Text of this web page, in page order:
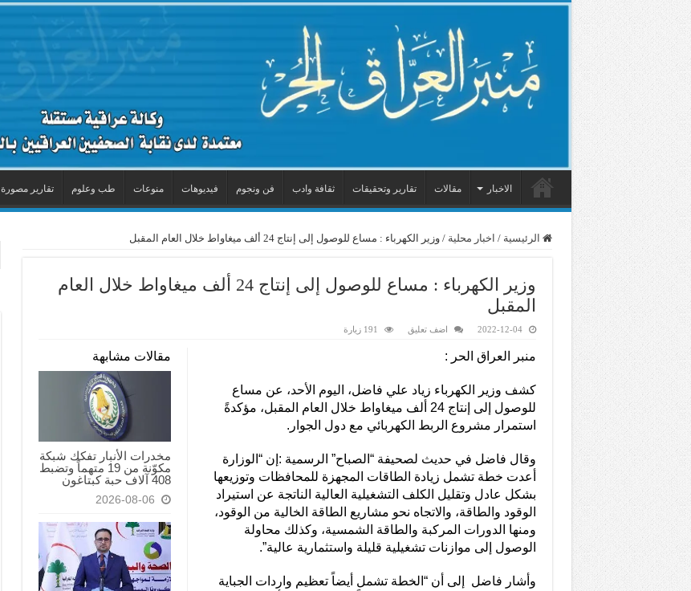
الاخبار مقالات تقارير وتحقيقات ثقافة وادب فن ونجوم فيديوهات منوعات طب وعلوم تقارير مصورة
الرئيسية / اخبار محلية / وزير الكهرباء : مساع للوصول إلى إنتاج 24 ألف ميغاواط خلال العام المقبل
وزير الكهرباء : مساع للوصول إلى إنتاج 24 ألف ميغاواط خلال العام
المقبل
2022-12-04 اضف تعليق 191 زيارة
مقالات مشابهة
مخدرات الأنبار تفكك شبكة
مكوّنة من 19 متهماً وتضبط
408 آلاف حبة كبتاغون
2026-08-06
منبر العراق الحر :
كشف وزير الكهرباء زياد علي فاضل، اليوم الأحد، عن مساع
للوصول إلى إنتاج 24 ألف ميغاواط خلال العام المقبل، مؤكدةً
استمرار مشروع الربط الكهربائي مع دول الجوار.
وقال فاضل في حديث لصحيفة “الصباح” الرسمية :إن “الوزارة
أعدت خطة تشمل زيادة الطاقات المجهزة للمحافظات وتوزيعها
بشكل عادل وتقليل الكلف التشغيلية العالية الناتجة عن استيراد
الوقود والطاقة، والاتجاه نحو مشاريع الطاقة الخالية من الوقود،
ومنها الدورات المركبة والطاقة الشمسية، وكذلك محاولة
الوصول إلى موازنات تشغيلية قليلة واستثمارية عالية”.
وأشار فاضل إلى أن “الخطة تشمل أيضاً تعظيم واردات الجباية